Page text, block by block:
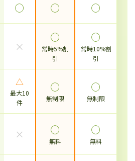
◯ ◯ ◯
×
◯
常時5%割
引
◯
常時10%割
引
△
最大10
件
◯
無制限
◯
無制限
× ◯
無料
◯
無料